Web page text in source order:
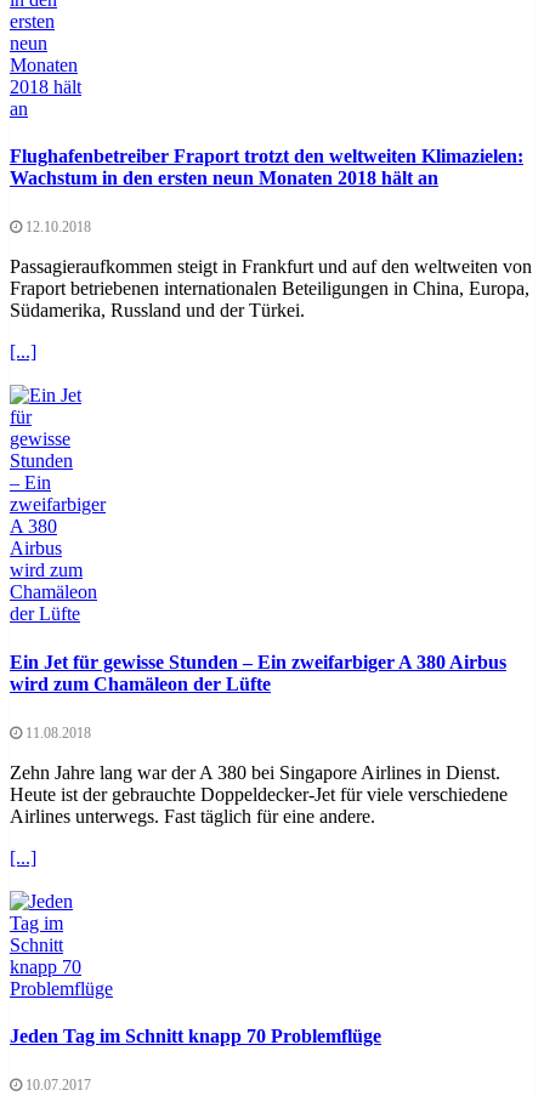
Flughafenbetreiber Fraport trotzt den weltweiten Klimazielen:
Wachstum in den ersten neun Monaten 2018 hält an
12.10.2018
Passagieraufkommen steigt in Frankfurt und auf den weltweiten von
Fraport betriebenen internationalen Beteiligungen in China, Europa,
Südamerika, Russland und der Türkei.
[...]
Ein Jet für gewisse Stunden – Ein zweifarbiger A 380 Airbus
wird zum Chamäleon der Lüfte
11.08.2018
Zehn Jahre lang war der A 380 bei Singapore Airlines in Dienst.
Heute ist der gebrauchte Doppeldecker-Jet für viele verschiedene
Airlines unterwegs. Fast täglich für eine andere.
[...]
Jeden Tag im Schnitt knapp 70 Problemflüge
10.07.2017